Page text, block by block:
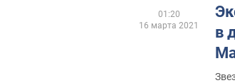
в
01:20
16 марта 2021